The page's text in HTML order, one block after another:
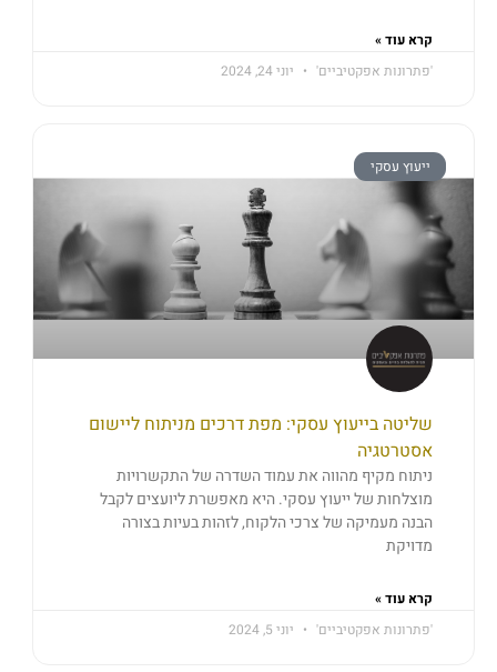
קרא עוד »
'פתרונות אפקטיביים'
יוני 24, 2024
ייעוץ עסקי
שליטה בייעוץ עסקי: מפת דרכים מניתוח ליישום
אסטרטגיה
ניתוח מקיף מהווה את עמוד השדרה של התקשרויות
מוצלחות של ייעוץ עסקי. היא מאפשרת ליועצים לקבל
הבנה מעמיקה של צרכי הלקוח, לזהות בעיות בצורה
מדויקת
קרא עוד »
'פתרונות אפקטיביים'
יוני 5, 2024